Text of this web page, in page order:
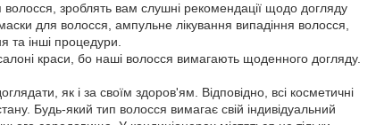
зроблять вам слушні рекомендації щодо догляду
для волосся, ампульне лікування випадіння волосся,
та інші процедури.
краси, бо наші волосся вимагають щоденного догляду.
як і за своїм здоров'ям. Відповідно, всі косметичні
Будь-який тип волосся вимагає свій індивідуальний